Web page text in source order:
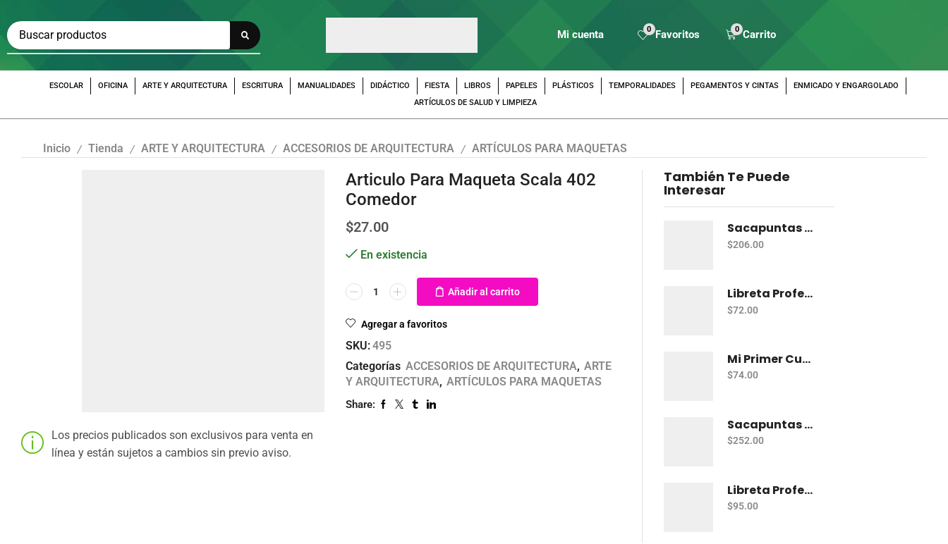
Mi cuenta 0 Favoritos 0 Carrito
ESCOLAR OFICINA ARTE Y ARQUITECTURA ESCRITURA MANUALIDADES DIDÁCTICO FIESTA LIBROS PAPELES PLÁSTICOS TEMPORALIDADES PEGAMENTOS Y CINTAS
ENMICADO Y ENGARGOLADO
ARTÍCULOS DE SALUD Y LIMPIEZA
Inicio / Tienda / ARTE Y ARQUITECTURA / ACCESORIOS DE ARQUITECTURA / ARTÍCULOS PARA MAQUETAS
Los precios publicados son exclusivos para venta en
línea y están sujetos a cambios sin previo aviso.
Articulo Para Maqueta Scala 402
Comedor
$27.00
En existencia
Añadir al carrito
Agregar a favoritos
SKU:495
Categorías ACCESORIOS DE ARQUITECTURA, ARTE
Y ARQUITECTURA, ARTÍCULOS PARA MAQUETAS
Share:
También Te Puede
Interesar
Sacapuntas Maped Shaker 2 Orificios - Bote Con 12
$206.00
Libreta Profesional De Espiral Norma Color 100 H C-7
$72.00
Mi Primer Cuaderno Cuadritos "A" (10Mm) 50 Hojas Norma
$74.00
Sacapuntas Kores Kolorito Lapiz 1 Orif C/20
$252.00
Libreta Profesional De Espiral Printaform Arcoiris Pastel 100 H Ry
$95.00